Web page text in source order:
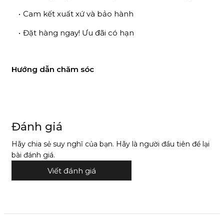
Cam kết xuất xứ và bảo hành
Đặt hàng ngay! Ưu đãi có hạn
Hướng dẫn chăm sóc
Đánh giá
Hãy chia sẻ suy nghĩ của bạn. Hãy là người đầu tiên để lại
bài đánh giá.
Viết đánh giá